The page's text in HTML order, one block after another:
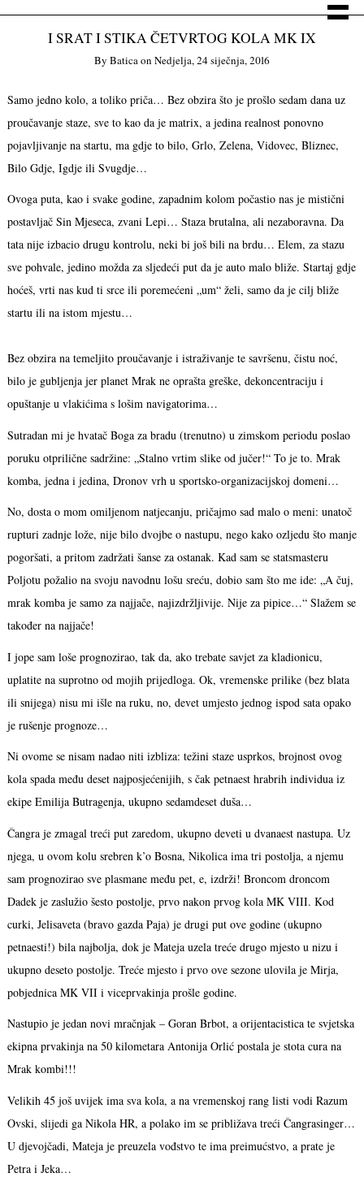
I SRAT I STIKA ČETVRTOG KOLA MK IX
By Baticaon Nedjelja, 24 siječnja, 2016
Samo jedno kolo, a toliko priča… Bez obzira što je prošlo sedam dana uz
proučavanje staze, sve to kao da je matrix, a jedina realnost ponovno
pojavljivanje na startu, ma gdje to bilo, Grlo, Zelena, Vidovec, Bliznec,
Bilo Gdje, Igdje ili Svugdje…
Ovoga puta, kao i svake godine, zapadnim kolom počastio nas je mistični
postavljač Sin Mjeseca, zvani Lepi… Staza brutalna, ali nezaboravna. Da
tata nije izbacio drugu kontrolu, neki bi još bili na brdu… Elem, za stazu
sve pohvale, jedino možda za sljedeći put da je auto malo bliže. Startaj gdje
hoćeš, vrti nas kud ti srce ili poremećeni „um“ želi, samo da je cilj bliže
startu ili na istom mjestu…
Bez obzira na temeljito proučavanje i istraživanje te savršenu, čistu noć,
bilo je gubljenja jer planet Mrak ne oprašta greške, dekoncentraciju i
opuštanje u vlakićima s lošim navigatorima…
Sutradan mi je hvatač Boga za bradu (trenutno) u zimskom periodu poslao
poruku otprilične sadržine: „Stalno vrtim slike od jučer!“ To je to. Mrak
komba, jedna i jedina, Dronov vrh u sportsko-organizacijskoj domeni…
No, dosta o mom omiljenom natjecanju, pričajmo sad malo o meni: unatoč
rupturi zadnje lože, nije bilo dvojbe o nastupu, nego kako ozljedu što manje
pogoršati, a pritom zadržati šanse za ostanak. Kad sam se statsmasteru
Poljotu požalio na svoju navodnu lošu sreću, dobio sam što me ide: „A čuj,
mrak komba je samo za najjače, najizdržljivije. Nije za pipice…“ Slažem se
također na najjače!
I jope sam loše prognozirao, tak da, ako trebate savjet za kladionicu,
uplatite na suprotno od mojih prijedloga. Ok, vremenske prilike (bez blata
ili snijega) nisu mi išle na ruku, no, devet umjesto jednog ispod sata opako
je rušenje prognoze…
Ni ovome se nisam nadao niti izbliza: težini staze usprkos, brojnost ovog
kola spada među deset najposjećenijih, s čak petnaest hrabrih individua iz
ekipe Emilija Butragenja, ukupno sedamdeset duša…
Čangra je zmagal treći put zaredom, ukupno deveti u dvanaest nastupa. Uz
njega, u ovom kolu srebren k’o Bosna, Nikolica ima tri postolja, a njemu
sam prognozirao sve plasmane među pet, e, izdrži! Broncom droncom
Dadek je zaslužio šesto postolje, prvo nakon prvog kola MK VIII. Kod
curki, Jelisaveta (bravo gazda Paja) je drugi put ove godine (ukupno
petnaesti!) bila najbolja, dok je Mateja uzela treće drugo mjesto u nizu i
ukupno deseto postolje. Treće mjesto i prvo ove sezone ulovila je Mirja,
pobjednica MK VII i viceprvakinja prošle godine.
Nastupio je jedan novi mračnjak – Goran Brbot, a orijentacistica te svjetska
ekipna prvakinja na 50 kilometara Antonija Orlić postala je stota cura na
Mrak kombi!!!
Velikih 45 još uvijek ima sva kola, a na vremenskoj rang listi vodi Razum
Ovski, slijedi ga Nikola HR, a polako im se približava treći Čangrasinger…
U djevojčadi, Mateja je preuzela vođstvo te ima preimućstvo, a prate je
Petra i Jeka…